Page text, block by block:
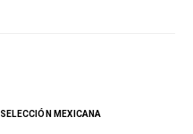
SELECCIÓN MEXICANA